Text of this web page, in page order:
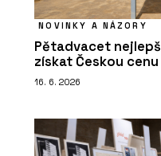
NOVINKY A NÁZORY
Pětadvacet
získat Českou
16. 6. 2026